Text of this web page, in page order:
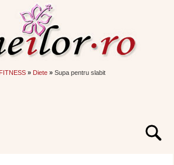
» Diete » Supa pentru slabit